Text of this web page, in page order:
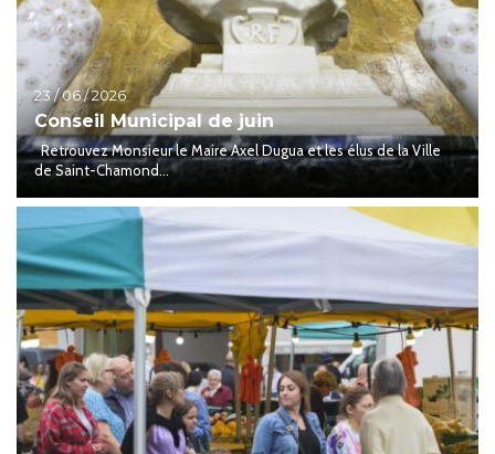
23 / 06 / 2026
Conseil Municipal de juin
Retrouvez Monsieur le Maire Axel Dugua et les élus de la Ville
de Saint-Chamond...